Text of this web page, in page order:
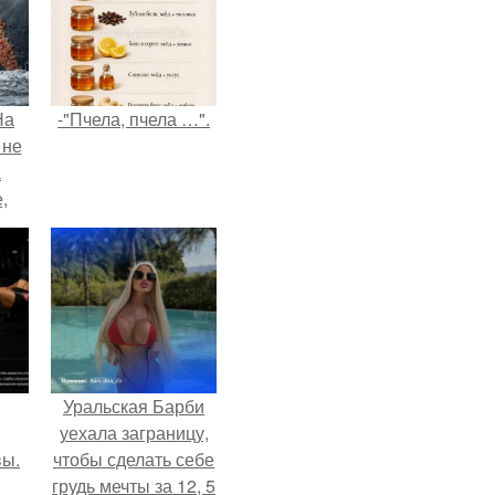
-"Пчела, пчела …".
Уральская Барби
уехала заграницу,
чтобы сделать себе
грудь мечты за 12, 5